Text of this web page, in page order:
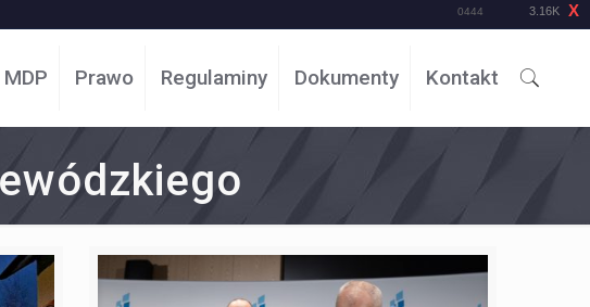
0444 3.16K X
MDP Prawo Regulaminy Dokumenty Kontakt